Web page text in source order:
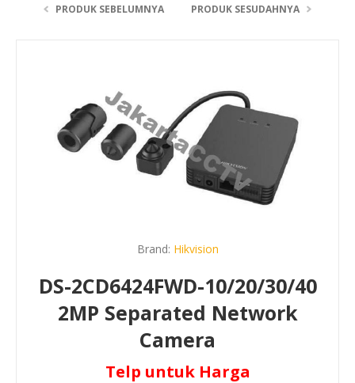
PRODUK SEBELUMNYA PRODUK SESUDAHNYA
Brand: Hikvision
DS-2CD6424FWD-10/20/30/40
2MP Separated Network
Camera
Telp untuk Harga